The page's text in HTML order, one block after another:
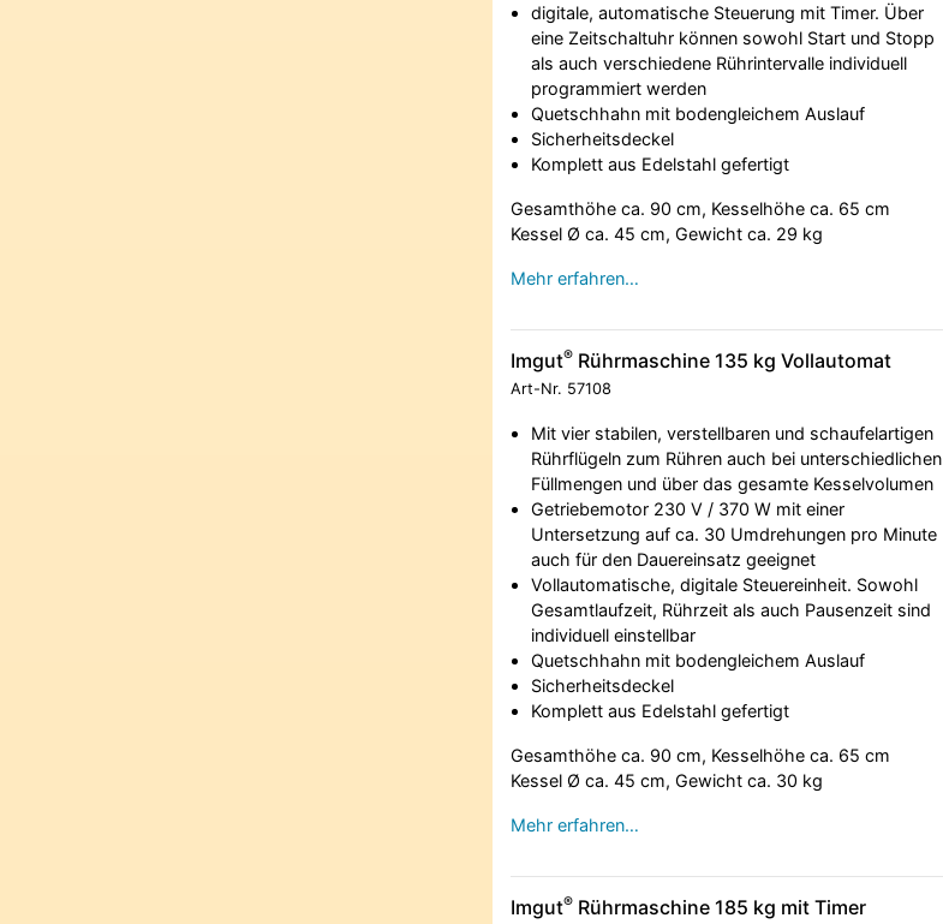
digitale, automatische Steuerung mit Timer. Über
eine Zeitschaltuhr können sowohl Start und Stopp
als auch verschiedene Rührintervalle individuell
programmiert werden
Quetschhahn mit bodengleichem Auslauf
Sicherheitsdeckel
Komplett aus Edelstahl gefertigt
Gesamthöhe ca. 90 cm, Kesselhöhe ca. 65 cm
Kessel Ø ca. 45 cm, Gewicht ca. 29 kg
Mehr erfahren…
Imgut®Rührmaschine 135 kg Vollautomat
Art-Nr. 57108
Mit vier stabilen, verstellbaren und schaufelartigen
Rührflügeln zum Rühren auch bei unterschiedlichen
Füllmengen und über das gesamte Kesselvolumen
Getriebemotor 230 V / 370 W mit einer
Untersetzung auf ca. 30 Umdrehungen pro Minute
auch für den Dauereinsatz geeignet
Vollautomatische, digitale Steuereinheit. Sowohl
Gesamtlaufzeit, Rührzeit als auch Pausenzeit sind
individuell einstellbar
Quetschhahn mit bodengleichem Auslauf
Sicherheitsdeckel
Komplett aus Edelstahl gefertigt
Gesamthöhe ca. 90 cm, Kesselhöhe ca. 65 cm
Kessel Ø ca. 45 cm, Gewicht ca. 30 kg
Mehr erfahren…
Imgut®Rührmaschine 185 kg mit Timer